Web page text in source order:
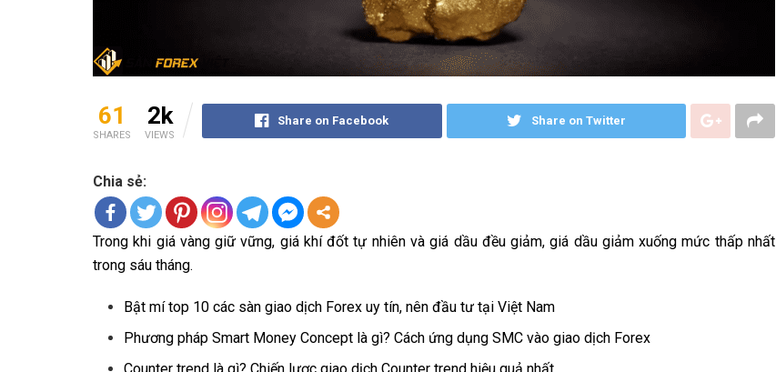
61
SHARES
2k
VIEWS
Share on Facebook Share on Twitter
Chia sẻ:
Trong khi giá vàng giữ vững, giá khí đốt tự nhiên và giá dầu đều giảm, giá dầu giảm xuống mức thấp nhất
trong sáu tháng.
Bật mí top 10 các sàn giao dịch Forex uy tín, nên đầu tư tại Việt Nam
Phương pháp Smart Money Concept là gì? Cách ứng dụng SMC vào giao dịch Forex